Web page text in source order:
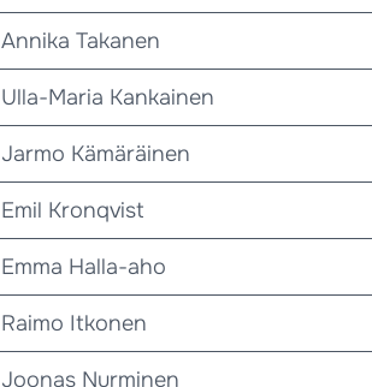
Annika Takanen
Ulla-Maria Kankainen
Jarmo Kämäräinen
Emil Kronqvist
Emma Halla-aho
Raimo Itkonen
Joonas Nurminen